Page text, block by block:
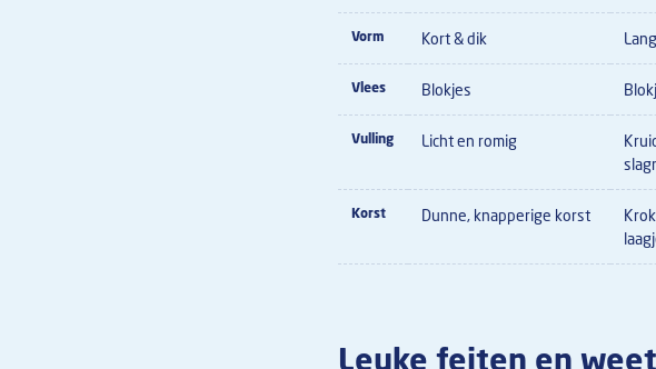
Vorm Kort & dik
Vlees Blokjes
Vulling Licht en romig
Korst Dunne, knapperige korst
Leuke feiten en